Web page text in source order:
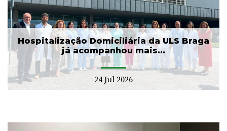
Hospitalização Domiciliária da ULS Braga
já acompanhou mais...
24 Jul 2026